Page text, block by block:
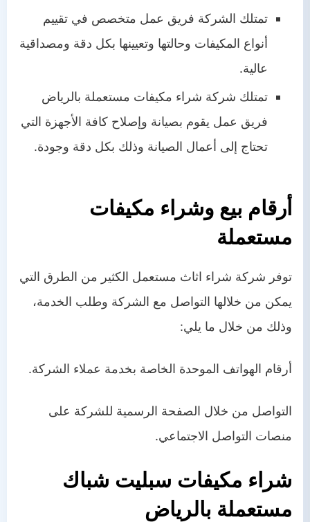
تمتلك الشركة فريق عمل متخصص في تقييم
أنواع المكيفات وحالتها وتعيينها بكل دقة ومصداقية
عالية.
تمتلك شركة شراء مكيفات مستعملة بالرياض
فريق عمل يقوم بصيانة وإصلاح كافة الأجهزة التي
تحتاج إلى أعمال الصيانة وذلك بكل دقة وجودة.
أرقام بيع وشراء مكيفات
مستعملة
توفر شركة شراء اثاث مستعمل الكثير من الطرق التي
يمكن من خلالها التواصل مع الشركة وطلب الخدمة،
وذلك من خلال ما يلي:
أرقام الهواتف الموحدة الخاصة بخدمة عملاء الشركة.
التواصل من خلال الصفحة الرسمية للشركة على
منصات التواصل الاجتماعي.
شراء مكيفات سبليت شباك
مستعملة بالرياض